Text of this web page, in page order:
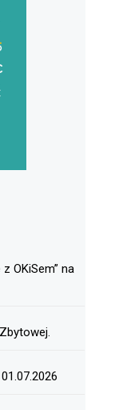
OKiSem” na
01.07.2026